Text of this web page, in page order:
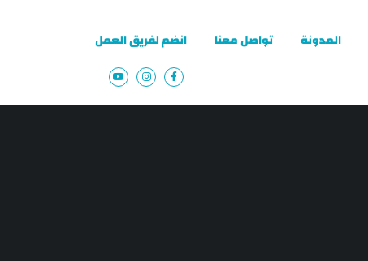
المدونة تواصل معنا انضم لفريق العمل